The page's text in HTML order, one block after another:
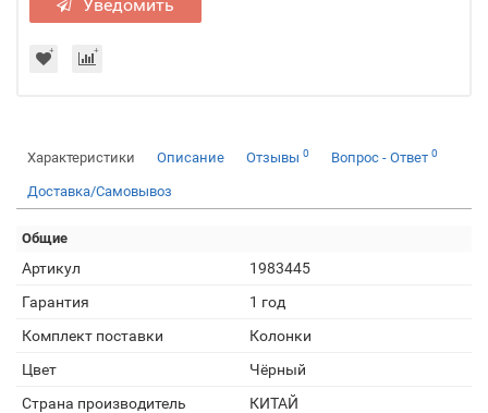
Уведомить
Характеристики Описание Отзывы 0 Вопрос - Ответ 0
Доставка/Самовывоз
Общие
Артикул
1983445
Гарантия
1 год
Комплект поставки
Колонки
Цвет
Чёрный
Страна производитель
КИТАЙ